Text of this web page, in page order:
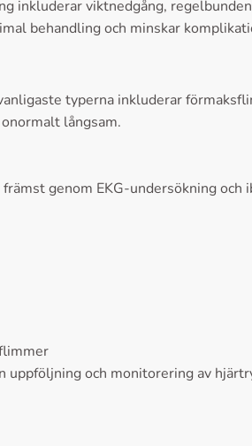
inkluderar viktnedgång,
behandling och minskar
typerna inkluderar
långsam.
genom EKG-undersökning och
och monitorering av